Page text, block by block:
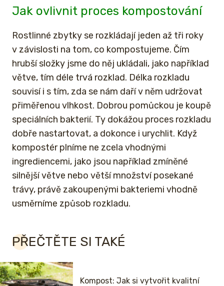
Jak ovlivnit proces kompostování
Rostlinné zbytky se rozkládají jeden až tři roky
v závislosti na tom, co kompostujeme. Čím
hrubší složky jsme do něj ukládali, jako například
větve, tím déle trvá rozklad. Délka rozkladu
souvisí i s tím, zda se nám daří v něm udržovat
přiměřenou vlhkost. Dobrou pomůckou je koupě
speciálních bakterií. Ty dokážou proces rozkladu
dobře nastartovat, a dokonce i urychlit. Když
kompostér plníme ne zcela vhodnými
ingrediencemi, jako jsou například zmíněné
silnější větve nebo větší množství posekané
trávy, právě zakoupenými bakteriemi vhodně
usměrníme způsob rozkladu.
PŘEČTĚTE SI TAKÉ
Kompost: Jak si vytvořit kvalitní